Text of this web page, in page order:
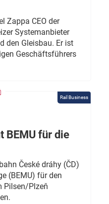
Zappa CEO der
Systemanbieter
den Gleisbau. Er ist
Geschäftsführers
Rail Business
BEMU für die
České dráhy (ČD)
(BEMU) für den
Pilsen/Plzeň